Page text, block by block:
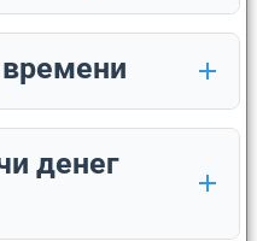
денег